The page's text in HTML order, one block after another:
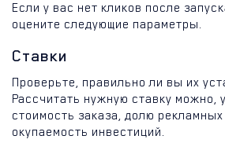
Если у вас нет кликов после
оцените следующие параметры.
Ставки
Проверьте, правильно ли вы их
Рассчитать нужную ставку можно,
стоимость заказа, долю
окупаемость инвестиций.